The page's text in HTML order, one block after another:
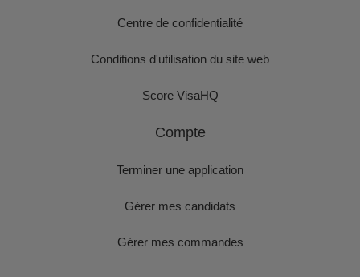
Centre de confidentialité
Conditions d'utilisation du site web
Score VisaHQ
Compte
Terminer une application
Gérer mes candidats
Gérer mes commandes